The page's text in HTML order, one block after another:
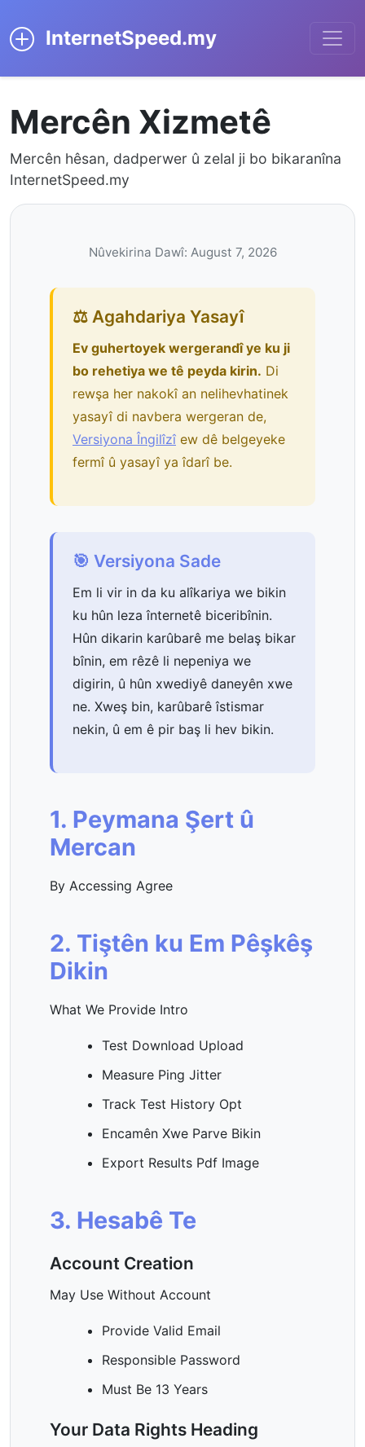
InternetSpeed.my
Mercên Xizmetê
Mercên hêsan, dadperwer û zelal ji bo bikaranîna
InternetSpeed.my
Nûvekirina Dawî: August 7, 2026
⚖️ Agahdariya Yasayî
Ev guhertoyek wergerandî ye ku ji
bo rehetiya we tê peyda kirin. Di
rewşa her nakokî an nelihevhatinek
yasayî di navbera wergeran de,
Versiyona Îngilîzî ew dê belgeyeke
fermî û yasayî ya îdarî be.
🎯 Versiyona Sade
Em li vir in da ku alîkariya we bikin
ku hûn leza înternetê biceribînin.
Hûn dikarin karûbarê me belaş bikar
bînin, em rêzê li nepeniya we
digirin, û hûn xwediyê daneyên xwe
ne. Xweş bin, karûbarê îstismar
nekin, û em ê pir baş li hev bikin.
1. Peymana Şert û
Mercan
By Accessing Agree
2. Tiştên ku Em Pêşkêş
Dikin
What We Provide Intro
Test Download Upload
Measure Ping Jitter
Track Test History Opt
Encamên Xwe Parve Bikin
Export Results Pdf Image
3. Hesabê Te
Account Creation
May Use Without Account
Provide Valid Email
Responsible Password
Must Be 13 Years
Your Data Rights Heading